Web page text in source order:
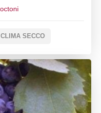
CLIMA SECCO